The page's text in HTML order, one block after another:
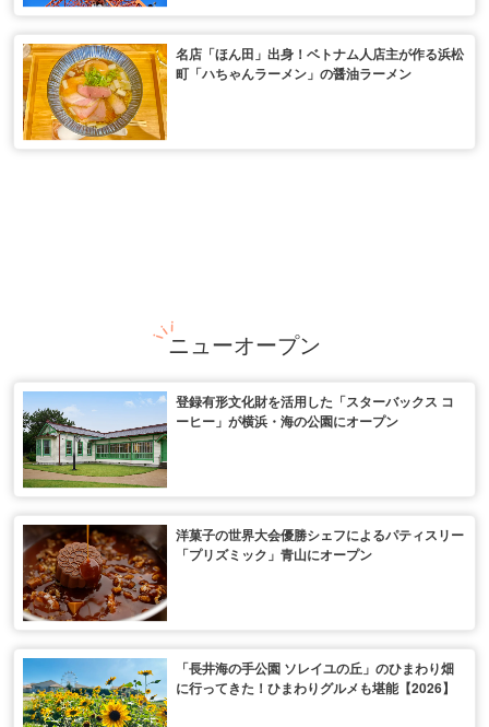
名店「ほん田」出身！ベトナム人店主が作る浜松
町「ハちゃんラーメン」の醤油ラーメン
ニューオープン
登録有形文化財を活用した「スターバックス コ
ーヒー」が横浜・海の公園にオープン
洋菓子の世界大会優勝シェフによるパティスリー
「プリズミック」青山にオープン
「長井海の手公園 ソレイユの丘」のひまわり畑
に行ってきた！ひまわりグルメも堪能【2026】